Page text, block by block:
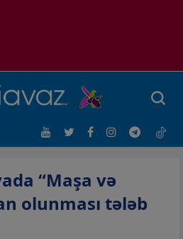
“Maşa və
olunması tələb